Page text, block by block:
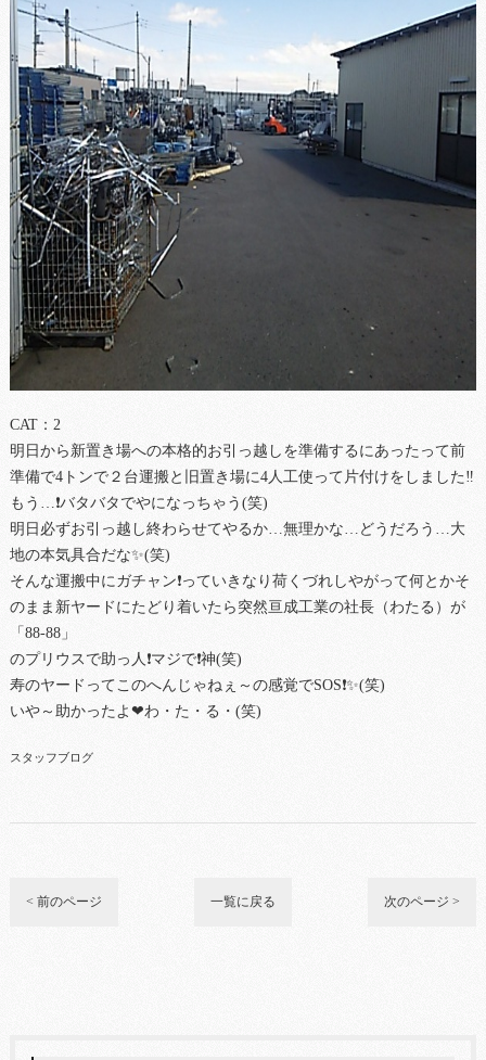
CAT：2
明日から新置き場への本格的お引っ越しを準備するにあったって前
準備で4トンで２台運搬と旧置き場に4人工使って片付けをしました‼
もう…❗バタバタでやになっちゃう(笑)
明日必ずお引っ越し終わらせてやるか…無理かな…どうだろう…大
地の本気具合だな✨(笑)
そんな運搬中にガチャン❗っていきなり荷くづれしやがって何とかそ
のまま新ヤードにたどり着いたら突然亘成工業の社長（わたる）が
「88-88」
のプリウスで助っ人❗マジで❗神(笑)
寿のヤードってこのへんじゃねぇ～の感覚でSOS❗✨(笑)
いや～助かったよ❤わ・た・る・(笑)
スタッフブログ
< 前のページ 一覧に戻る 次のページ >